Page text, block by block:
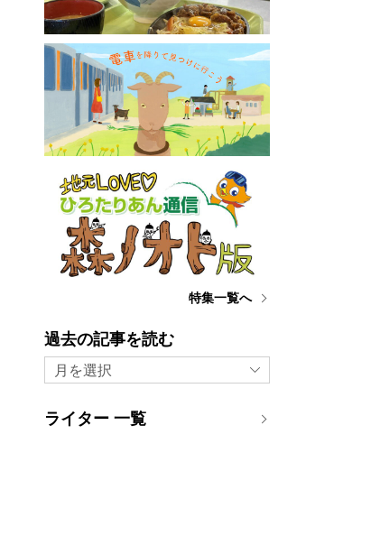
特集一覧へ
過去の記事を読む
月を選択
ライター 一覧